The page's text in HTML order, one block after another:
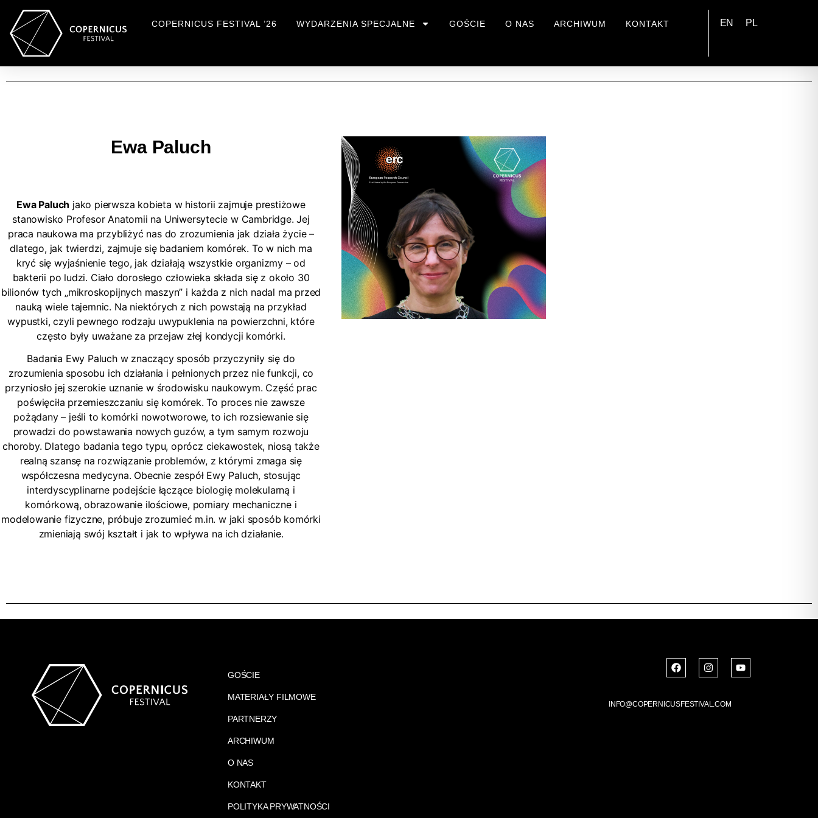
COPERNICUS FESTIVAL ’26 WYDARZENIA SPECJALNE GOŚCIE O NAS ARCHIWUM KONTAKT EN PL
Ewa Paluch
Ewa Paluch jako pierwsza kobieta w historii zajmuje prestiżowe
stanowisko Profesor Anatomii na Uniwersytecie w Cambridge. Jej
praca naukowa ma przybliżyć nas do zrozumienia jak działa życie –
dlatego, jak twierdzi, zajmuje się badaniem komórek. To w nich ma
kryć się wyjaśnienie tego, jak działają wszystkie organizmy – od
bakterii po ludzi. Ciało dorosłego człowieka składa się z około 30
bilionów tych „mikroskopijnych maszyn” i każda z nich nadal ma przed
nauką wiele tajemnic. Na niektórych z nich powstają na przykład
wypustki, czyli pewnego rodzaju uwypuklenia na powierzchni, które
często były uważane za przejaw złej kondycji komórki.
Badania Ewy Paluch w znaczący sposób przyczyniły się do
zrozumienia sposobu ich działania i pełnionych przez nie funkcji, co
przyniosło jej szerokie uznanie w środowisku naukowym. Część prac
poświęciła przemieszczaniu się komórek. To proces nie zawsze
pożądany – jeśli to komórki nowotworowe, to ich rozsiewanie się
prowadzi do powstawania nowych guzów, a tym samym rozwoju
choroby. Dlatego badania tego typu, oprócz ciekawostek, niosą także
realną szansę na rozwiązanie problemów, z którymi zmaga się
współczesna medycyna. Obecnie zespół Ewy Paluch, stosując
interdyscyplinarne podejście łączące biologię molekularną i
komórkową, obrazowanie ilościowe, pomiary mechaniczne i
modelowanie fizyczne, próbuje zrozumieć m.in. w jaki sposób komórki
zmieniają swój kształt i jak to wpływa na ich działanie.
GOŚCIE
MATERIAŁY FILMOWE
PARTNERZY
ARCHIWUM
O NAS
KONTAKT
POLITYKA PRYWATNOŚCI
INFO@COPERNICUSFESTIVAL.COM